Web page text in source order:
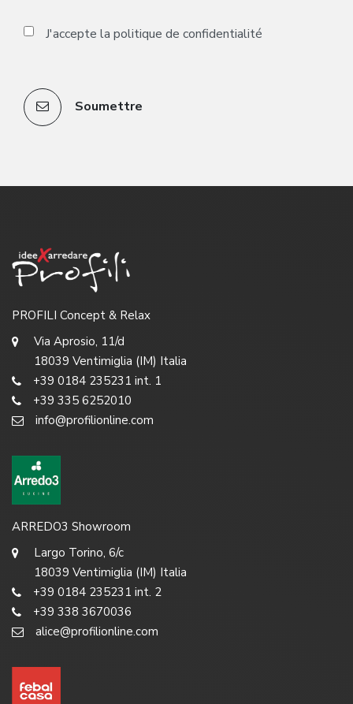
J'accepte la politique de confidentialité
Soumettre
PROFILI Concept & Relax
Via Aprosio, 11/d
18039 Ventimiglia (IM) Italia
+39 0184 235231 int. 1
+39 335 6252010
info@profilionline.com
ARREDO3 Showroom
Largo Torino, 6/c
18039 Ventimiglia (IM) Italia
+39 0184 235231 int. 2
+39 338 3670036
alice@profilionline.com